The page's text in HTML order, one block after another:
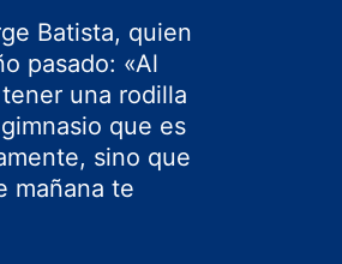
Batista, quien
pasado: «Al
una rodilla
que es
sino que
mañana te